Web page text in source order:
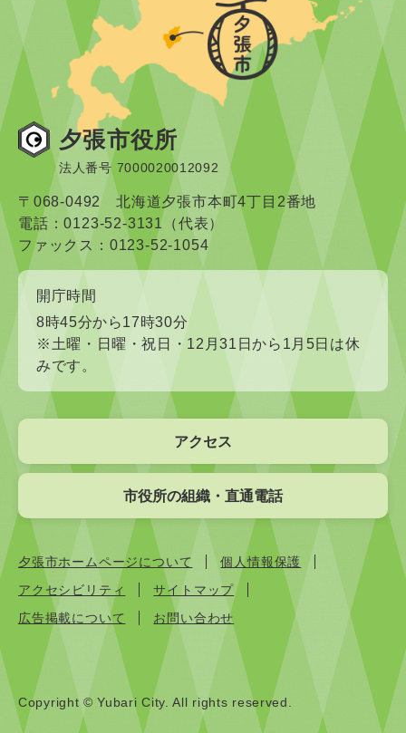
夕張市役所
法人番号 7000020012092
〒068-0492 北海道夕張市本町4丁目2番地
電話：0123-52-3131（代表）
ファックス：0123-52-1054
開庁時間
8時45分から17時30分
※土曜・日曜・祝日・12月31日から1月5日は休
みです。
アクセス
市役所の組織・直通電話
夕張市ホームページについて
個人情報保護
アクセシビリティ
サイトマップ
広告掲載について
お問い合わせ
Copyright © Yubari City. All rights reserved.